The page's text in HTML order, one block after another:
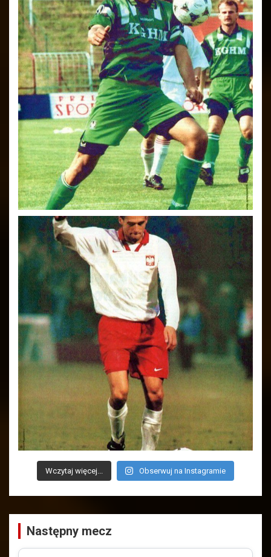
Wczytaj więcej... Obserwuj na Instagramie
Następny mecz